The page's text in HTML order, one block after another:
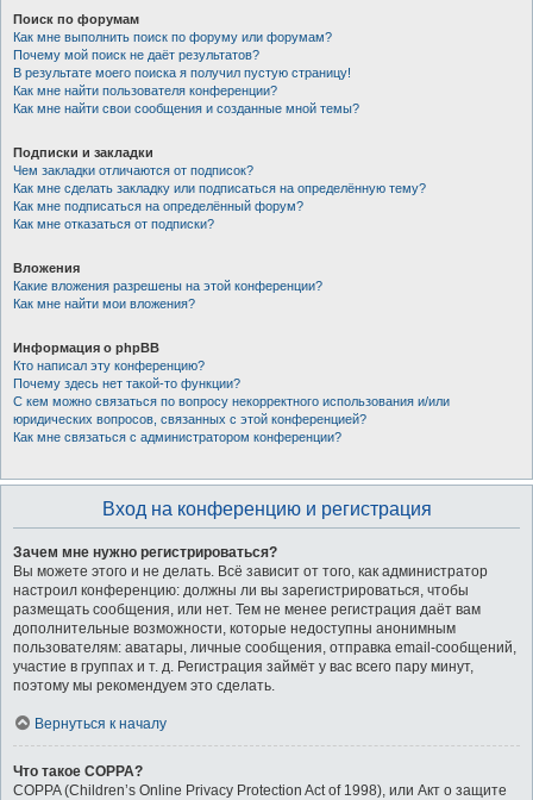
Поиск по форумам
Как мне выполнить поиск по форуму или форумам?
Почему мой поиск не даёт результатов?
В результате моего поиска я получил пустую страницу!
Как мне найти пользователя конференции?
Как мне найти свои сообщения и созданные мной темы?
Подписки и закладки
Чем закладки отличаются от подписок?
Как мне сделать закладку или подписаться на определённую тему?
Как мне подписаться на определённый форум?
Как мне отказаться от подписки?
Вложения
Какие вложения разрешены на этой конференции?
Как мне найти мои вложения?
Информация о phpBB
Кто написал эту конференцию?
Почему здесь нет такой-то функции?
С кем можно связаться по вопросу некорректного использования и/или
юридических вопросов, связанных с этой конференцией?
Как мне связаться с администратором конференции?
Вход на конференцию и регистрация
Зачем мне нужно регистрироваться?
Вы можете этого и не делать. Всё зависит от того, как администратор
настроил конференцию: должны ли вы зарегистрироваться, чтобы
размещать сообщения, или нет. Тем не менее регистрация даёт вам
дополнительные возможности, которые недоступны анонимным
пользователям: аватары, личные сообщения, отправка email-сообщений,
участие в группах и т. д. Регистрация займёт у вас всего пару минут,
поэтому мы рекомендуем это сделать.
Вернуться к началу
Что такое COPPA?
COPPA (Children’s Online Privacy Protection Act of 1998), или Акт о защите